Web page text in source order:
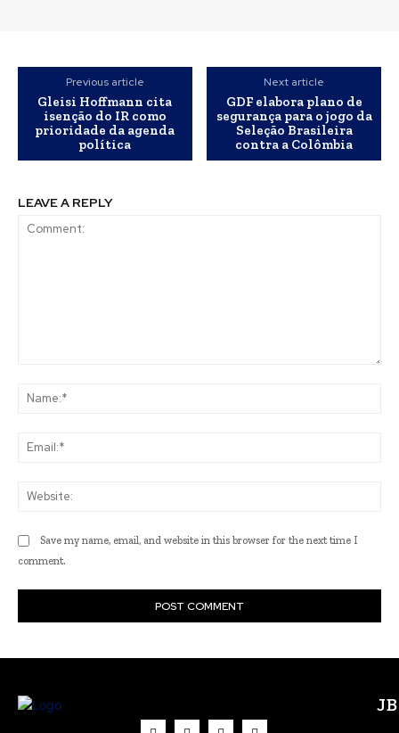
Previous article
Gleisi Hoffmann cita
isenção do IR como
prioridade da agenda
política
Next article
GDF elabora plano de
segurança para o jogo da
Seleção Brasileira
contra a Colômbia
LEAVE A REPLY
Save my name, email, and website in this browser for the next time I
comment.